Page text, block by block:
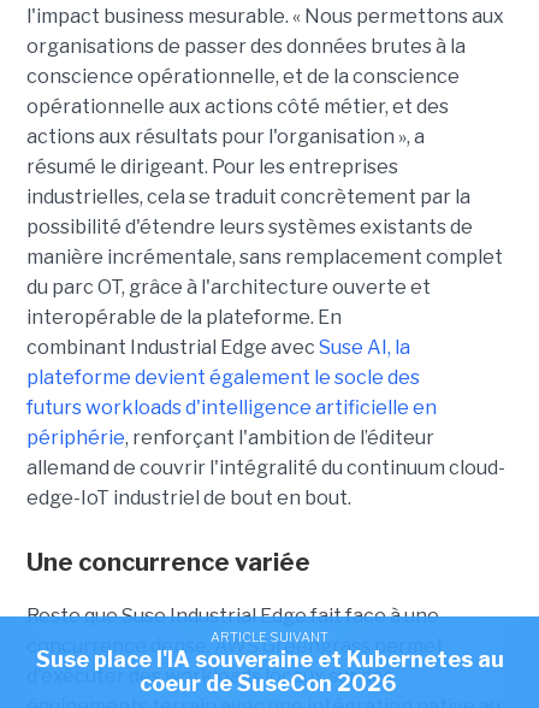
l'impact business mesurable. « Nous permettons aux
organisations de passer des données brutes à la
conscience opérationnelle, et de la conscience
opérationnelle aux actions côté métier, et des
actions aux résultats pour l'organisation », a
résumé le dirigeant. Pour les entreprises
industrielles, cela se traduit concrètement par la
possibilité d'étendre leurs systèmes existants de
manière incrémentale, sans remplacement complet
du parc OT, grâce à l'architecture ouverte et
interopérable de la plateforme. En
combinant Industrial Edge avec Suse AI, la
plateforme devient également le socle des
futurs workloads d'intelligence artificielle en
périphérie, renforçant l'ambition de l’éditeur
allemand de couvrir l'intégralité du continuum cloud-
edge-IoT industriel de bout en bout.
Une concurrence variée
Reste que Suse Industrial Edge fait face à une
concurrence dense. AWS Greengrass permet
d'exécuter des workloads locaux sur des
ARTICLE SUIVANT
Suse place l'IA souveraine et Kubernetes au
coeur de SuseCon 2026